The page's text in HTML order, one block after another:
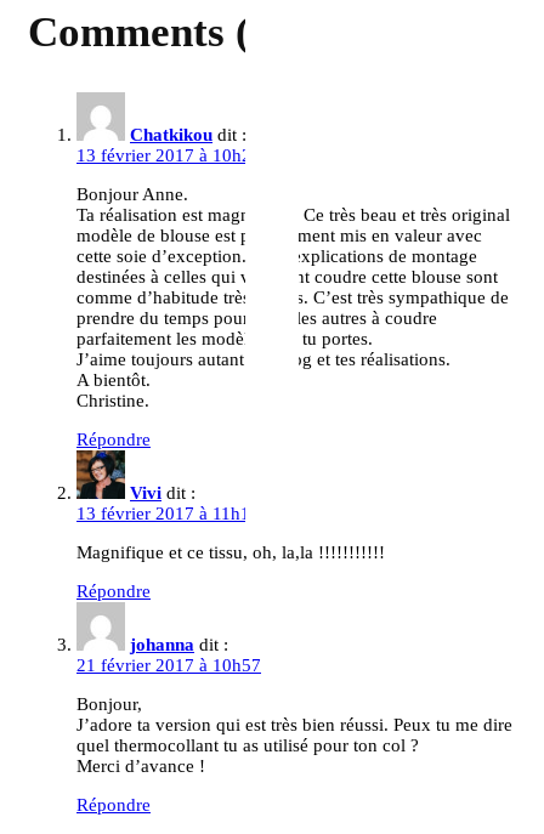
Comments (3)
Chatkikou dit :
13 février 2017 à 10h28
Bonjour Anne.
Ta réalisation est magnifique. Ce très beau et très original
modèle de blouse est parfaitement mis en valeur avec
cette soie d’exception.Et tes explications de montage
destinées à celles qui voudront coudre cette blouse sont
comme d’habitude très claires. C’est très sympathique de
prendre du temps pour aider les autres à coudre
parfaitement les modèles que tu portes.
J’aime toujours autant ton blog et tes réalisations.
A bientôt.
Christine.
Répondre
Vivi dit :
13 février 2017 à 11h16
Magnifique et ce tissu, oh, la,la !!!!!!!!!!!
Répondre
johanna dit :
21 février 2017 à 10h57
Bonjour,
J’adore ta version qui est très bien réussi. Peux tu me dire
quel thermocollant tu as utilisé pour ton col ?
Merci d’avance !
Répondre